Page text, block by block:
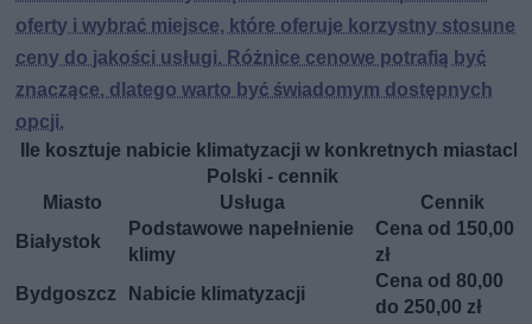
oferty i wybrać miejsce, które oferuje korzystny stosunek
ceny do jakości usługi. Różnice cenowe potrafią być
znaczące, dlatego warto być świadomym dostępnych
opcji.
Ile kosztuje nabicie klimatyzacji w konkretnych miastach
Polski - cennik
Miasto
Usługa
Cennik
Białystok
Podstawowe napełnienie
klimy
Cena od 150,00
zł
Bydgoszcz
Nabicie klimatyzacji
Cena od 80,00
do 250,00 zł